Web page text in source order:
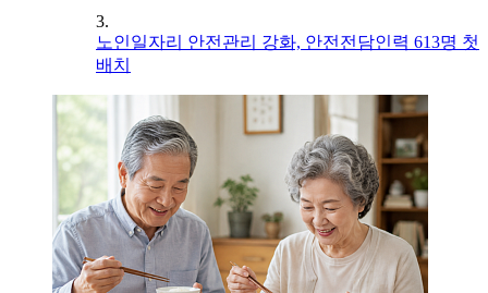
3.
노인일자리 안전관리 강화, 안전전담인력 613명 첫
배치